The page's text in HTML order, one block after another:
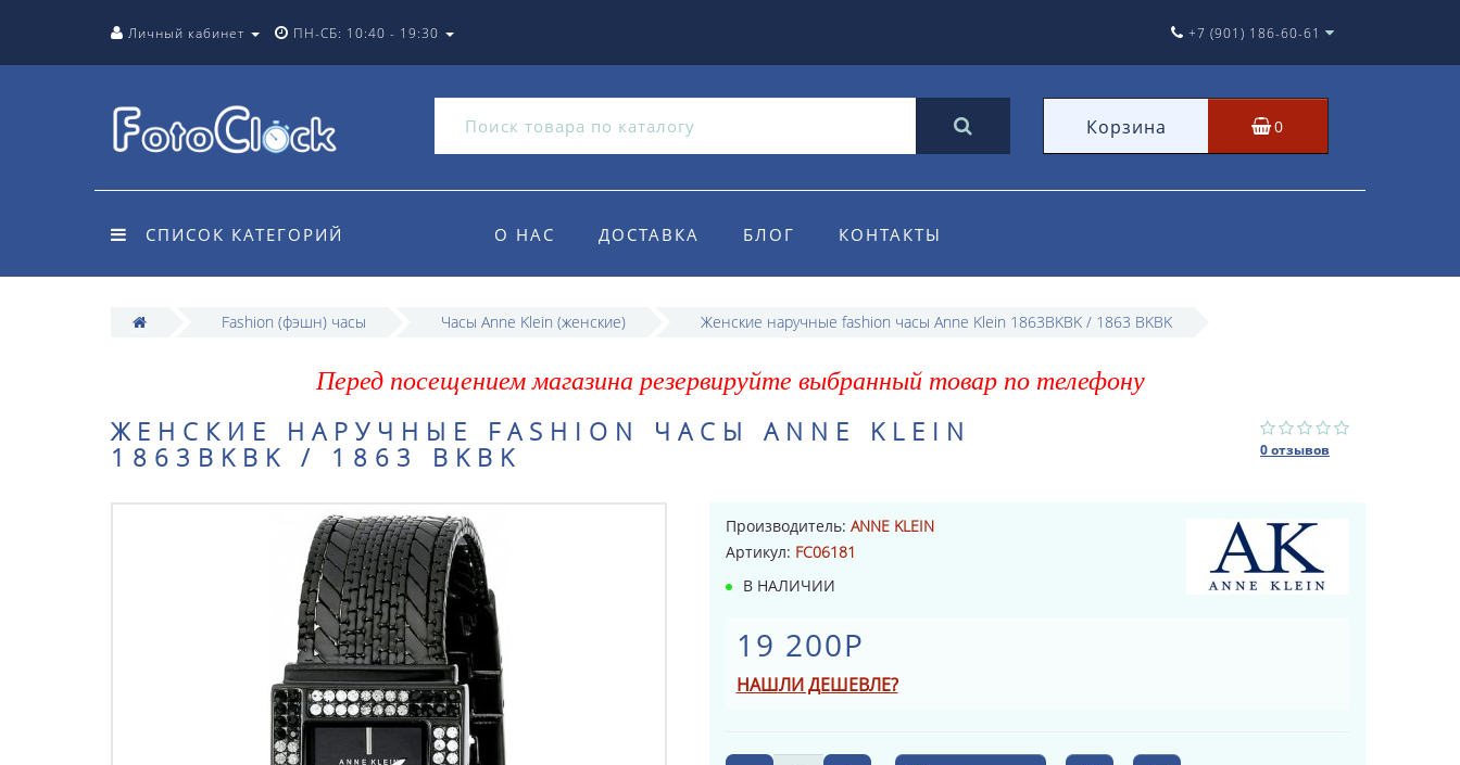
Личный кабинет ПН-СБ: 10:40 - 19:30 +7 (901) 186-60-61
Корзина 0
СПИСОК КАТЕГОРИЙ О НАС ДОСТАВКА БЛОГ КОНТАКТЫ
Fashion (фэшн) часы Часы Anne Klein (женские) Женские наручные fashion часы Anne Klein 1863BKBK / 1863 BKBK
Перед посещением магазина резервируйте выбранный товар по телефону
ЖЕНСКИЕ НАРУЧНЫЕ FASHION ЧАСЫ ANNE KLEIN
1863BKBK / 1863 BKBK
0 отзывов
Производитель: ANNE KLEIN
Артикул: FC06181
В НАЛИЧИИ
19 200Р
НАШЛИ ДЕШЕВЛЕ?